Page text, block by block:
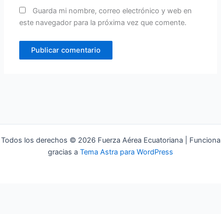
Guarda mi nombre, correo electrónico y web en
este navegador para la próxima vez que comente.
Todos los derechos © 2026 Fuerza Aérea Ecuatoriana | Funciona
gracias a Tema Astra para WordPress